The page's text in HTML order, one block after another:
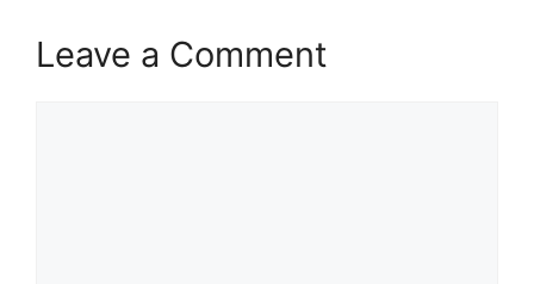
Leave a Comment